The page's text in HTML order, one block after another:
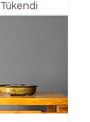
Tükendi